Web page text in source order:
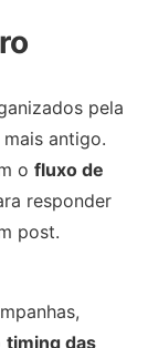
pela
antigo.
o fluxo de
responder
post.
timing das